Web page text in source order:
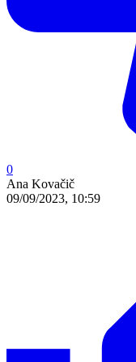
0
Ana Kovačič
09/09/2023, 10:59